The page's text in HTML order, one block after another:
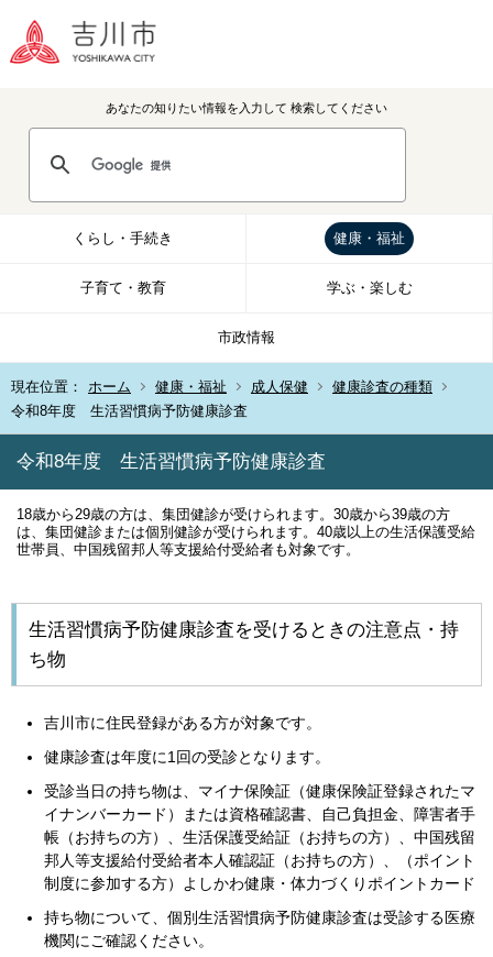
あなたの知りたい情報を入力して 検索してください
くらし・手続き 健康・福祉
子育て・教育 学ぶ・楽しむ
市政情報
現在位置： ホーム 健康・福祉 成人保健
健康診査の種類
令和8年度 生活習慣病予防健康診査
令和8年度 生活習慣病予防健康診査
18歳から29歳の方は、集団健診が受けられます。30歳から39歳の方
は、集団健診または個別健診が受けられます。40歳以上の生活保護受給
世帯員、中国残留邦人等支援給付受給者も対象です。
生活習慣病予防健康診査を受けるときの注意点・持
ち物
吉川市に住民登録がある方が対象です。
健康診査は年度に1回の受診となります。
受診当日の持ち物は、マイナ保険証（健康保険証登録されたマ
イナンバーカード）または資格確認書、自己負担金、障害者手
帳（お持ちの方）、生活保護受給証（お持ちの方）、中国残留
邦人等支援給付受給者本人確認証（お持ちの方）、（ポイント
制度に参加する方）よしかわ健康・体力づくりポイントカード
持ち物について、個別生活習慣病予防健康診査は受診する医療
機関にご確認ください。